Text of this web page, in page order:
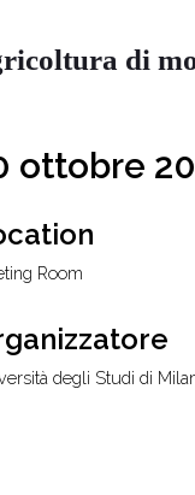
di
ottobre
Room
degli Studi di